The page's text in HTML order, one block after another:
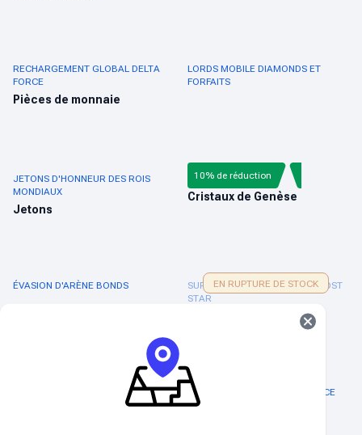
RECHARGEMENT GLOBAL DELTA
FORCE
Pièces de monnaie
LORDS MOBILE DIAMONDS ET
FORFAITS
JETONS D'HONNEUR DES ROIS
MONDIAUX
Jetons
GENSHIN IMPACT
Cristaux de Genèse
10% de réduction
ÉVASION D'ARÈNE BONDS
SURVIE EN PLEIN BLIZZARD FROST
STAR
EN RUPTURE DE STOCK
AMOUR ET RECHARGE D'ESPACE
PROFOND